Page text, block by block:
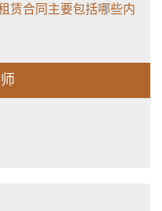
赁合同主要包括哪些内